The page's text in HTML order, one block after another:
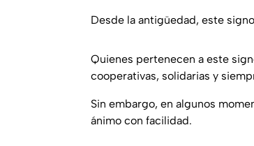
Desde la antigüedad, este
Quienes pertenecen a este
cooperativas, solidarias y
Sin embargo, en algunos
ánimo con facilidad.